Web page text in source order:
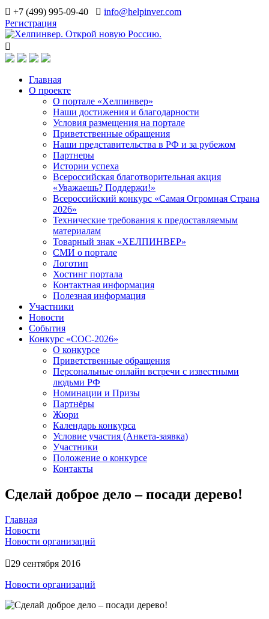
+7 (499) 995-09-40
info@helpinver.com
Регистрация
Главная
О проекте
О портале «Хелпинвер»
Наши достижения и благодарности
Условия размещения на портале
Приветственные обращения
Наши представительства в РФ и за рубежом
Партнеры
Истории успеха
Всероссийская благотворительная акция
«Уважаешь? Поддержи!»
Всероссийский конкурс «Самая Огромная Страна
2026»
Технические требования к предоставляемым
материалам
Товарный знак «ХЕЛПИНВЕР»
СМИ о портале
Логотип
Хостинг портала
Контактная информация
Полезная информация
Участники
Новости
События
Конкурс «СОС-2026»
О конкурсе
Приветственные обращения
Персональные онлайн встречи с известными
людьми РФ
Номинации и Призы
Партнёры
Жюри
Календарь конкурса
Условие участия (Анкета-заявка)
Участники
Положение о конкурсе
Контакты
Сделай доброе дело – посади дерево!
Главная
Новости
Новости организаций
29 сентября 2016
Новости организаций